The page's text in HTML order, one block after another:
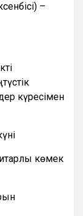
–
күресімен
көмек